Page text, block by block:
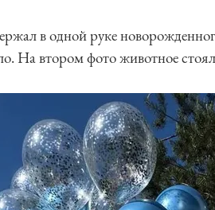
в одной руке
На втором фото животное